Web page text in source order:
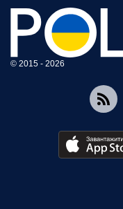
© 2015 - 2026